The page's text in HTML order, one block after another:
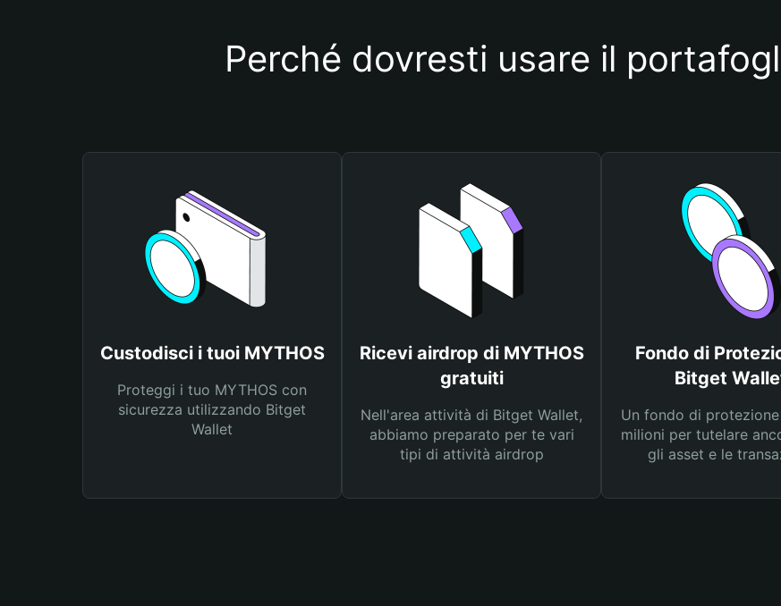
Perché dovresti usare il
Custodisci i tuoi MYTHOS
Proteggi i tuo MYTHOS con
sicurezza utilizzando Bitget
Wallet
Ricevi airdrop di MYTHOS
gratuiti
Nell'area attività di Bitget Wallet,
abbiamo preparato per te vari
tipi di attività airdrop
Fondo di
Bitget
Un fondo di
milioni per tutelare
gli asset e le